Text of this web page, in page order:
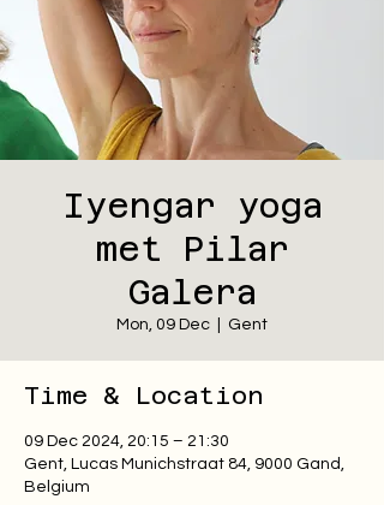
Iyengar yoga
met Pilar
Galera
Mon, 09 Dec Gent
Time & Location
09 Dec 2024, 20:15 – 21:30
Gent, Lucas Munichstraat 84, 9000 Gand,
Belgium